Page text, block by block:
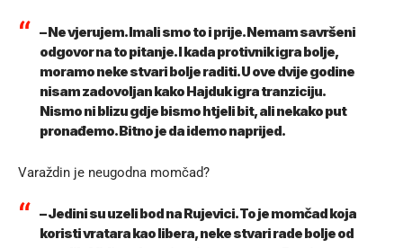
– Ne vjerujem. Imali smo to i prije. Nemam savršeni
odgovor na to pitanje. I kada protivnik igra bolje,
moramo neke stvari bolje raditi. U ove dvije godine
nisam zadovoljan kako Hajduk igra tranziciju.
Nismo ni blizu gdje bismo htjeli bit, ali nekako put
pronađemo. Bitno je da idemo naprijed.
Varaždin je neugodna momčad?
– Jedini su uzeli bod na Rujevici. To je momčad koja
koristi vratara kao libera, neke stvari rade bolje od